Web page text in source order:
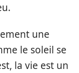
une
le soleil se
la vie est un